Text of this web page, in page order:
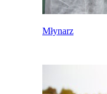
Młynarz